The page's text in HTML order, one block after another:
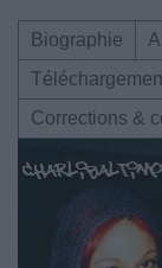
Biographie
Corrections &